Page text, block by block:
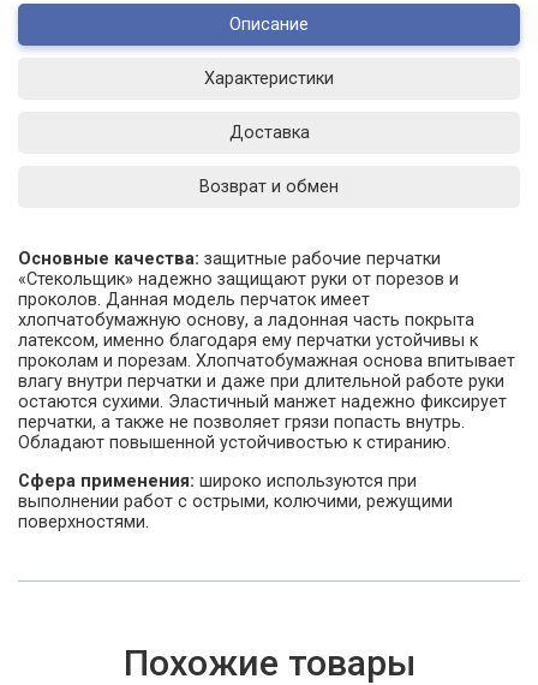
Описание
Характеристики
Доставка
Возврат и обмен
Основные качества: защитные рабочие перчатки
«Стекольщик» надежно защищают руки от порезов и
проколов. Данная модель перчаток имеет
хлопчатобумажную основу, а ладонная часть покрыта
латексом, именно благодаря ему перчатки устойчивы к
проколам и порезам. Хлопчатобумажная основа впитывает
влагу внутри перчатки и даже при длительной работе руки
остаются сухими. Эластичный манжет надежно фиксирует
перчатки, а также не позволяет грязи попасть внутрь.
Обладают повышенной устойчивостью к стиранию.
Сфера применения: широко используются при
выполнении работ с острыми, колючими, режущими
поверхностями.
Похожие товары